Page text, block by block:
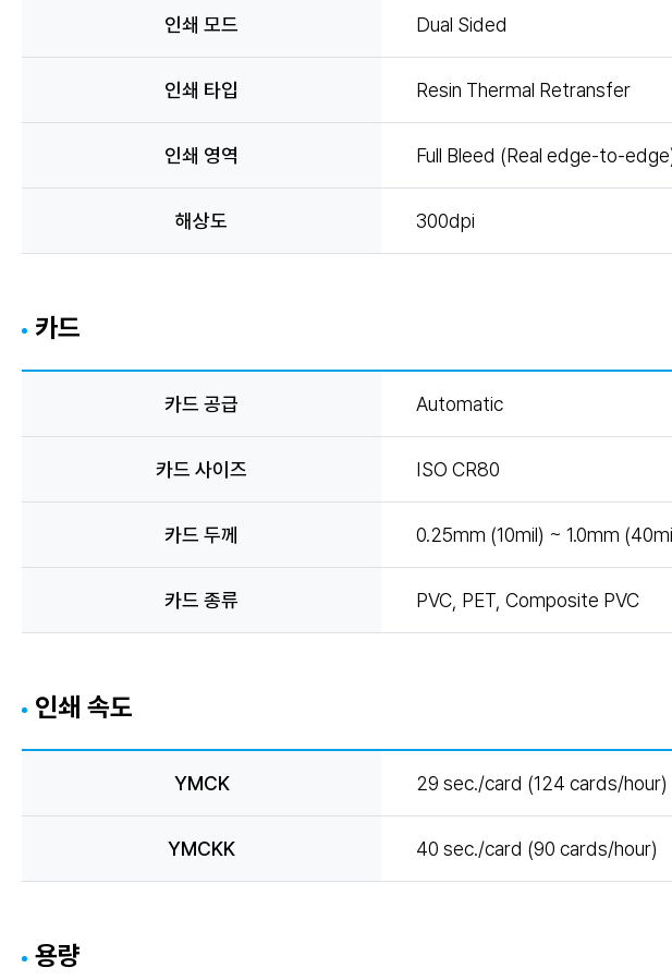
인쇄 모드 Dual Sided
인쇄 타입 Resin Thermal Retransfer
인쇄 영역 Full Bleed (Real edge-to-
해상도 300dpi
카드
카드 공급 Automatic
카드 사이즈 ISO CR80
카드 두께 0.25mm (10mil) ~ 1.0mm
카드 종류 PVC, PET, Composite PVC
인쇄 속도
YMCK 29 sec./card (124 cards/hour)
YMCKK 40 sec./card (90 cards/hour)
용량